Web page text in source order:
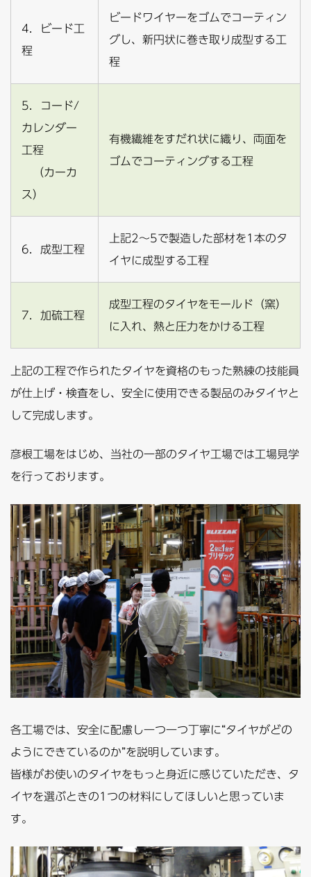
4．ビード工
程
ビードワイヤーをゴムでコーティン
グし、新円状に巻き取り成型する工
程
5．コード/
カレンダー
工程
（カーカ
ス）
有機繊維をすだれ状に織り、両面を
ゴムでコーティングする工程
6．成型工程
上記2～5で製造した部材を1本のタ
イヤに成型する工程
7．加硫工程
成型工程のタイヤをモールド（窯）
に入れ、熱と圧力をかける工程
上記の工程で作られたタイヤを資格のもった熟練の技能員
が仕上げ・検査をし、安全に使用できる製品のみタイヤと
して完成します。
彦根工場をはじめ、当社の一部のタイヤ工場では工場見学
を行っております。
各工場では、安全に配慮し一つ一つ丁寧に“タイヤがどの
ようにできているのか”を説明しています。
皆様がお使いのタイヤをもっと身近に感じていただき、タ
イヤを選ぶときの1つの材料にしてほしいと思っていま
す。